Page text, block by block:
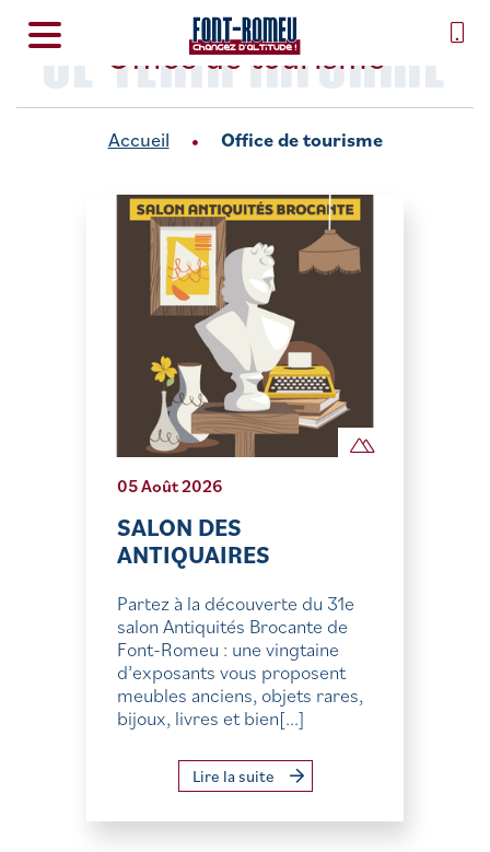
SE TENIR INFORMÉ
Office de tourisme
Accueil Office de tourisme
05 Août 2026
SALON DES
ANTIQUAIRES
Partez à la découverte du 31e
salon Antiquités Brocante de
Font-Romeu : une vingtaine
d’exposants vous proposent
meubles anciens, objets rares,
bijoux, livres et bien[...]
Lire la suite